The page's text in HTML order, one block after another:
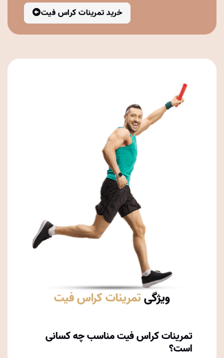
خرید تمرینات کراس فیت
ویژگیتمرینات کراس فیت
تمرینات کراس فیت مناسب چه کسانی
است؟